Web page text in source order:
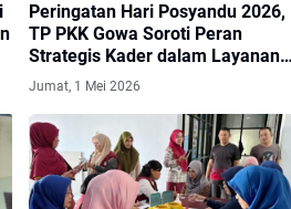
Peringatan Hari Posyandu 2026,
TP PKK Gowa Soroti Peran
Strategis Kader dalam Layanan
Kesehatan Dasar
Jumat, 1 Mei 2026